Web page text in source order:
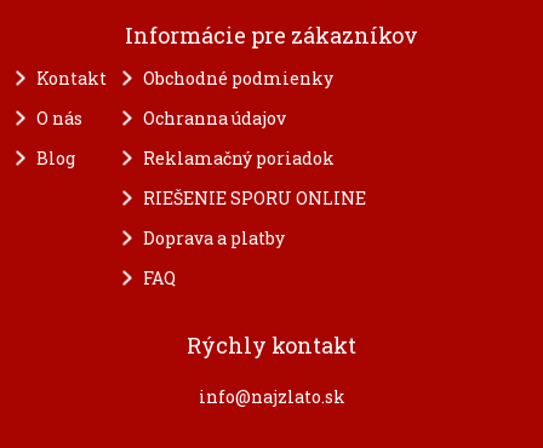
Informácie pre zákazníkov
Kontakt
O nás
Blog
Obchodné podmienky
Ochranna údajov
Reklamačný poriadok
RIEŠENIE SPORU ONLINE
Doprava a platby
FAQ
Rýchly kontakt
info@najzlato.sk